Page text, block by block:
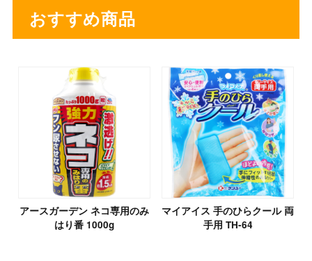
おすすめ商品
アースガーデン ネコ専用のみ
はり番 1000g
マイアイス 手のひらクール 両
手用 TH-64